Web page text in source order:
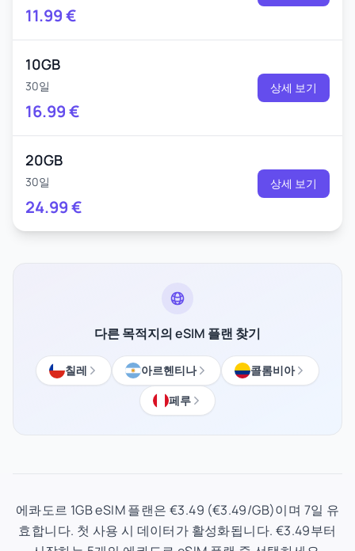
11.99€
10GB
30일
16.99€
상세 보기
20GB
30일
24.99€
상세 보기
다른 목적지의 eSIM 플랜 찾기
칠레 아르헨티나
콜롬비아
페루
에콰도르 1GB eSIM 플랜은 €3.49 (€3.49/GB)이며 7일 유
효합니다. 첫 사용 시 데이터가 활성화됩니다. €3.49부터